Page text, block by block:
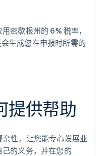
密歇根州的 6% 税率，
生成您在申报时所需的
提供帮助
性，让您能专心发展业
的义务，并在您的